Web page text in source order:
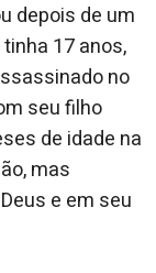
depois de um
17 anos,
no
seu filho
de idade na
mas
e em seu